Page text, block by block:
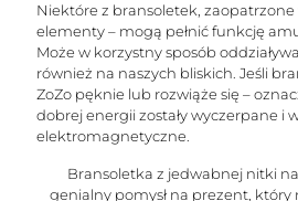
Niektóre z bransoletek,
elementy – mogą pełnić funkcję
Może w korzystny sposób
również na naszych bliskich. Jeśli
ZoZo pęknie lub rozwiąże się –
dobrej energii zostały wyczerpane i
elektromagnetyczne.
Bransoletka z jedwabnej nitki
genialny pomysł na prezent, który